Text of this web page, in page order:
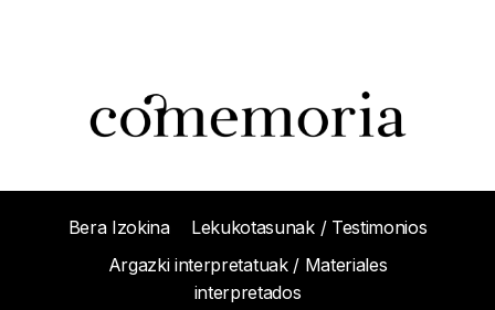
Bera Izokina
Lekukotasunak / Testimonios
Argazki interpretatuak / Materiales
interpretados